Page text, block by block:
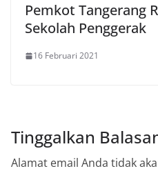
Pemkot Tangerang
Sekolah Penggerak
16 Februari 2021
Tinggalkan
Alamat email Anda tidak